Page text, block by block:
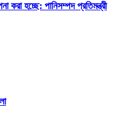
করা হচ্ছে: পানিসম্পদ প্রতিমন্ত্রী